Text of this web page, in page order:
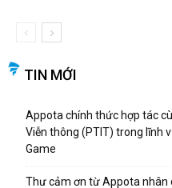
TIN MỚI
Appota chính thức hợp tác
Viễn thông (PTIT) trong lĩnh
Game
Thư cảm ơn từ Appota nhân